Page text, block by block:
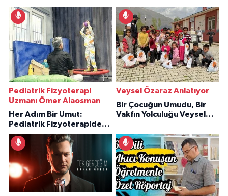
Pediatrik Fizyoterapi
Uzmanı Ömer Alaosman
Her Adım Bir Umut:
Pediatrik Fizyoterapiden
İlham Veren Hikâyeler
Veysel Özaraz Anlatıyor
Bir Çocuğun Umudu, Bir
Vakfın Yolculuğu Veysel